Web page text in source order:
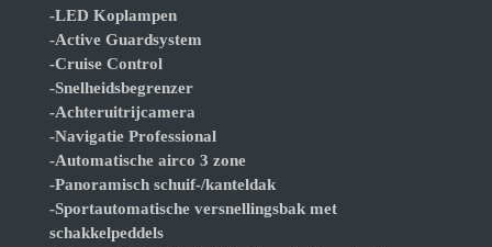
-LED Koplampen
-Active Guardsystem
-Cruise Control
-Snelheidsbegrenzer
-Achteruitrijcamera
-Navigatie Professional
-Automatische airco 3 zone
-Panoramisch schuif-/kanteldak
-Sportautomatische versnellingsbak met
schakkelpeddels